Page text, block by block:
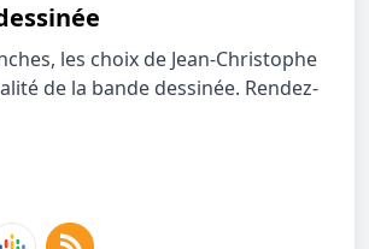
les choix de Jean-Christophe
de la bande dessinée. Rendez-